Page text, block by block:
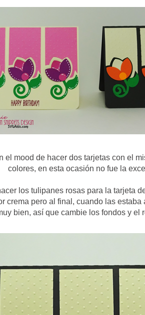
el mood de hacer dos tarjetas con el
colores, en esta ocasión no fue la
los tulipanes rosas para la tarjeta
crema pero al final, cuando las
bien, así que cambie los fondos y el